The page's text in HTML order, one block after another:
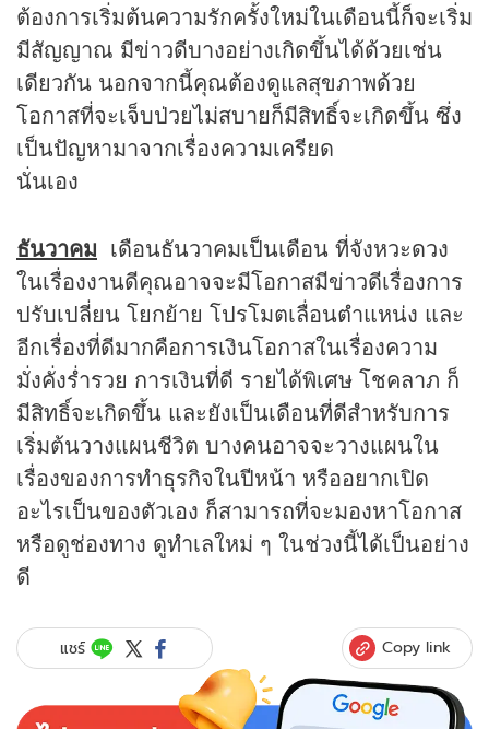
ต้องการเริ่มต้นความรักครั้งใหม่ในเดือนนี้ก็จะเริ่ม
มีสัญญาณ มีข่าวดีบางอย่างเกิดขึ้นได้ด้วยเช่น
เดียวกัน นอกจากนี้คุณต้องดูแลสุขภาพด้วย
โอกาสที่จะเจ็บป่วยไม่สบายก็มีสิทธิ์จะเกิดขึ้น ซึ่ง
เป็นปัญหามาจากเรื่องความเครียด
นั่นเอง
ธันวาคม เดือนธันวาคมเป็นเดือน ที่จังหวะดวง
ในเรื่องงานดีคุณอาจจะมีโอกาสมีข่าวดีเรื่องการ
ปรับเปลี่ยน โยกย้าย โปรโมตเลื่อนตำแหน่ง และ
อีกเรื่องที่ดีมากคือการเงินโอกาสในเรื่องความ
มั่งคั่งร่ำรวย การเงินที่ดี รายได้พิเศษ โชคลาภ ก็
มีสิทธิ์จะเกิดขึ้น และยังเป็นเดือนที่ดีสำหรับการ
เริ่มต้นวางแผนชีวิต บางคนอาจจะวางแผนใน
เรื่องของการทำธุรกิจในปีหน้า หรืออยากเปิด
อะไรเป็นของตัวเอง ก็สามารถที่จะมองหาโอกาส
หรือดูช่องทาง ดูทำเลใหม่ ๆ ในช่วงนี้ได้เป็นอย่าง
ดี
แชร์ Copy link